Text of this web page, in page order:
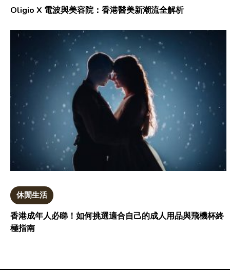
Oligio X 電波與美容院：香港醫美新潮流全解析
休閒生活
香港成年人必睇！如何挑選適合自己的成人用品與飛機杯終
極指南